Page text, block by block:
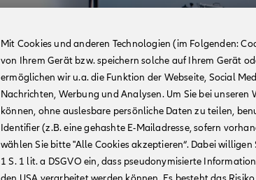
Mit Cookies und anderen Technologien (im Folgenden:
von Ihrem Gerät bzw. speichern solche auf Ihrem Gerät
ermöglichen wir u.a. die Funktion der Webseite, Social
Nachrichten, Werbung und Analysen. Um Sie bei
können, ohne auslesbare persönliche Daten zu teilen,
Identifier (z.B. eine gehashte E-Mailadresse, sofern
wählen Sie bitte "Alle Cookies akzeptieren“. Dabei
1 S. 1 lit. a DSGVO ein, dass pseudonymisierte